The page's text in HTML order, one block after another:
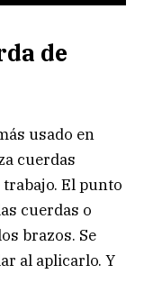
de
usado en
cuerdas
El punto
cuerdas o
brazos. Se
al aplicarlo. Y